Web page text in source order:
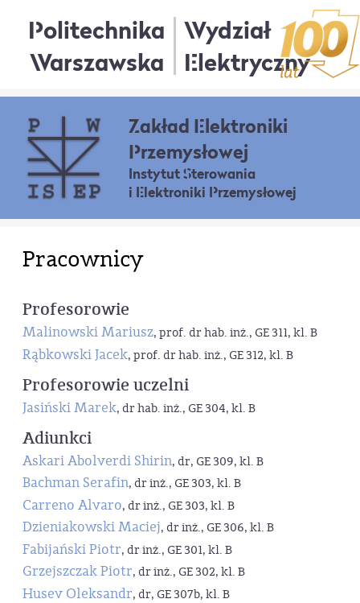
Politechnika
Warszawska
Wydział
Elektryczny
Zakład Elektroniki
Przemysłowej
Instytut Sterowania
i Elektroniki Przemysłowej
Pracownicy
Profesorowie
Malinowski Mariusz, prof. dr hab. inż., GE 311, kl. B
Rąbkowski Jacek, prof. dr hab. inż., GE 312, kl. B
Profesorowie uczelni
Jasiński Marek, dr hab. inż., GE 304, kl. B
Adiunkci
Askari Abolverdi Shirin, dr, GE 309, kl. B
Bachman Serafin, dr inż., GE 303, kl. B
Carreno Alvaro, dr inż., GE 303, kl. B
Dzieniakowski Maciej, dr inż., GE 306, kl. B
Fabijański Piotr, dr inż., GE 301, kl. B
Grzejszczak Piotr, dr inż., GE 302, kl. B
Husev Oleksandr, dr, GE 307b, kl. B